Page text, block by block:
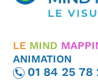
LE MIND
ANIMATION
01 84 25 78
La
Carte